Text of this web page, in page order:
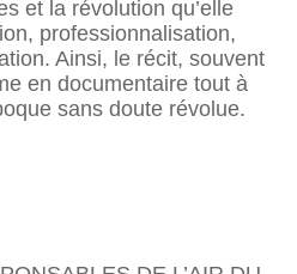
et la révolution qu’elle
professionnalisation,
Ainsi, le récit, souvent
en documentaire tout à
sans doute révolue.